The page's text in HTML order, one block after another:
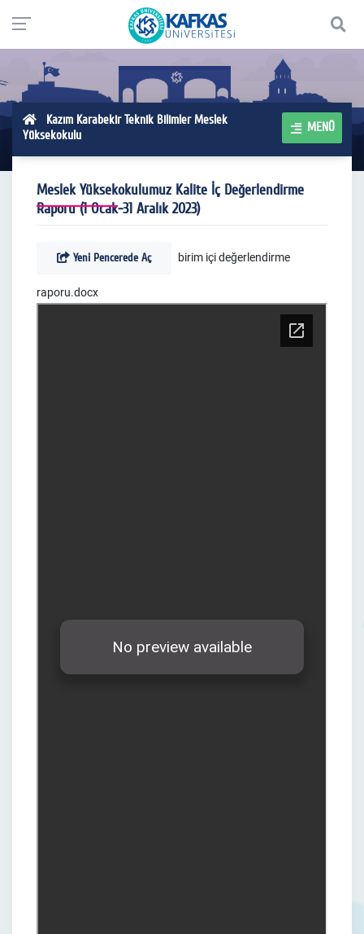
Kazım Karabekir Teknik Bilimler Meslek
Yüksekokulu
MENÜ
Meslek Yüksekokulumuz Kalite İç Değerlendirme
Raporu (1 Ocak-31 Aralık 2023)
Yeni Pencerede Aç birim içi değerlendirme
raporu.docx